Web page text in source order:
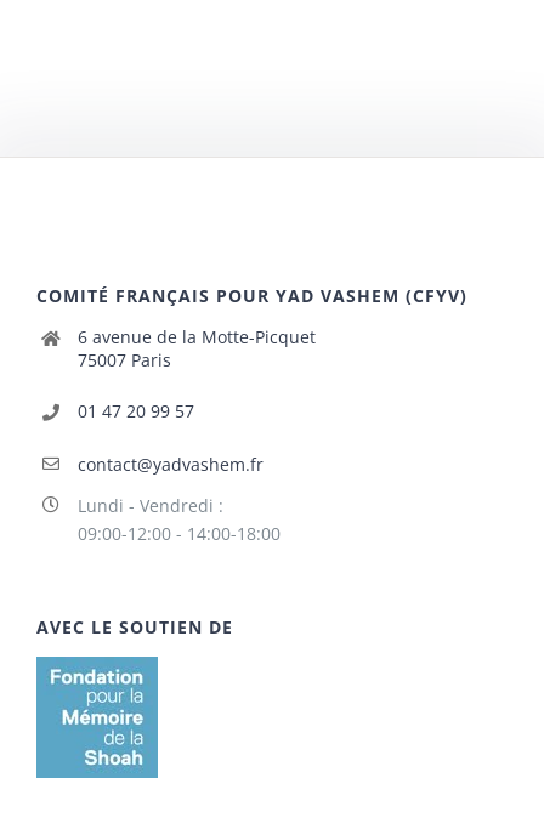
COMITÉ FRANÇAIS POUR YAD VASHEM (CFYV)
6 avenue de la Motte-Picquet
75007 Paris
01 47 20 99 57
contact@yadvashem.fr
Lundi - Vendredi :
09:00-12:00 - 14:00-18:00
AVEC LE SOUTIEN DE